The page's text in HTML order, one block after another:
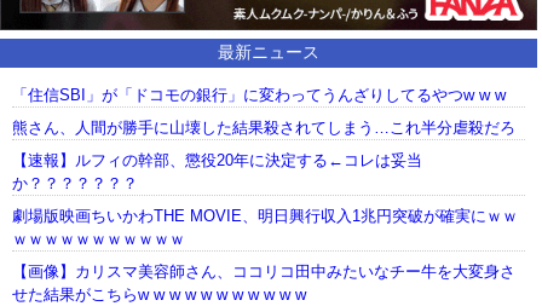
最新ニュース
「住信SBI」が「ドコモの銀行」に変わってうんざりしてるやつw w w
熊さん、人間が勝手に山壊した結果殺されてしまう…これ半分虐殺だろ
【速報】ルフィの幹部、懲役20年に決定する←コレは妥当
か？？？？？？？
劇場版映画ちいかわTHE MOVIE、明日興行収入1兆円突破が確実にｗｗ
ｗｗｗｗｗｗｗｗｗｗｗ
【画像】カリスマ美容師さん、ココリコ田中みたいなチー牛を大変身さ
せた結果がこちらw w w w w w w w w w w